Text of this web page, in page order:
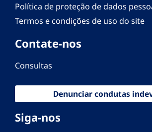
Política de proteção de dados
Termos e condições de uso do site
Contate-nos
Consultas
Denunciar condutas
Siga-nos